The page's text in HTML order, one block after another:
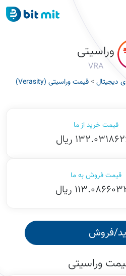
وراسیتی
VRA
دیجیتال >قیمت وراسیتی (Verasity)
قیمت خرید از ما
ریال
قیمت فروش به ما
ریال
فروش
وراسیتی